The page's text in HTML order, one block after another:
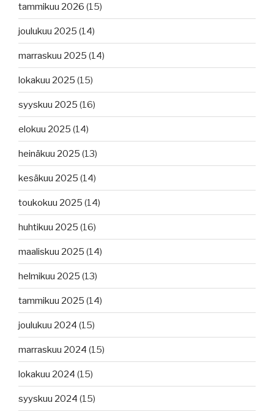
tammikuu 2026 (15)
joulukuu 2025 (14)
marraskuu 2025 (14)
lokakuu 2025 (15)
syyskuu 2025 (16)
elokuu 2025 (14)
heinäkuu 2025 (13)
kesäkuu 2025 (14)
toukokuu 2025 (14)
huhtikuu 2025 (16)
maaliskuu 2025 (14)
helmikuu 2025 (13)
tammikuu 2025 (14)
joulukuu 2024 (15)
marraskuu 2024 (15)
lokakuu 2024 (15)
syyskuu 2024 (15)